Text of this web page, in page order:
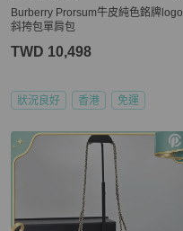
Burberry Prorsum牛皮純色銘牌logo
斜挎包單肩包
TWD 10,498
狀況良好 香港 免運